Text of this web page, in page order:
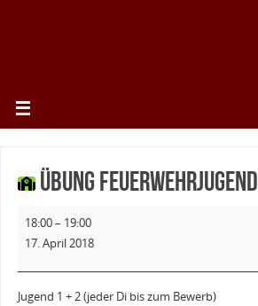
Übung Feuerwehrjugend
18:00– 19:00
17. April 2018
Jugend 1 + 2 (jeder Di bis zum Bewerb)